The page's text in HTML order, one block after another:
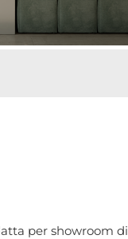
per showroom di